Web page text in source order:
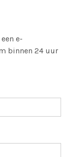
e-
binnen 24 uur